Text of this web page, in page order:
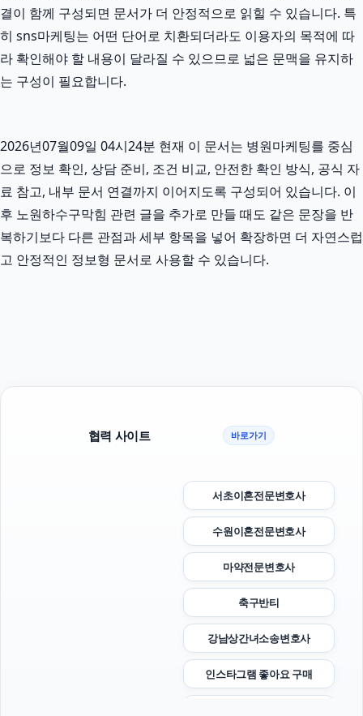
결이 함께 구성되면 문서가 더 안정적으로 읽힐 수 있습니다. 특
히 sns마케팅는 어떤 단어로 치환되더라도 이용자의 목적에 따
라 확인해야 할 내용이 달라질 수 있으므로 넓은 문맥을 유지하
는 구성이 필요합니다.
2026년07월09일 04시24분 현재 이 문서는 병원마케팅를 중심
으로 정보 확인, 상담 준비, 조건 비교, 안전한 확인 방식, 공식 자
료 참고, 내부 문서 연결까지 이어지도록 구성되어 있습니다. 이
후 노원하수구막힘 관련 글을 추가로 만들 때도 같은 문장을 반
복하기보다 다른 관점과 세부 항목을 넣어 확장하면 더 자연스럽
고 안정적인 정보형 문서로 사용할 수 있습니다.
협력 사이트 바로가기
서초이혼전문변호사
수원이혼전문변호사
마약전문변호사
축구반티
강남상간녀소송변호사
인스타그램 좋아요 구매